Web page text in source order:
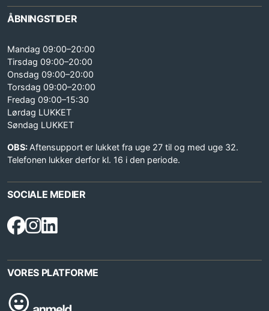
ÅBNINGSTIDER
Mandag 09:00–20:00
Tirsdag 09:00–20:00
Onsdag 09:00–20:00
Torsdag 09:00–20:00
Fredag 09:00–15:30
Lørdag LUKKET
Søndag LUKKET
OBS: Aftensupport er lukket fra uge 27 til og med uge 32.
Telefonen lukker derfor kl. 16 i den periode.
SOCIALE MEDIER
VORES PLATFORME